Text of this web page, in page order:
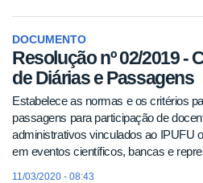
DOCUMENTO
Resolução nº 02/2019 -
de Diárias e Passagens
Estabelece as normas e os critérios
passagens para participação de
administrativos vinculados ao IPUFU
em eventos científicos, bancas e
11/03/2020 - 08:43